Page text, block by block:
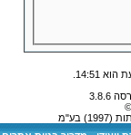
14:51
.
בע"מ